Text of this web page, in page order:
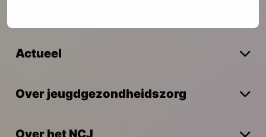
Actueel
Over jeugdgezondheidszorg
Over het NCJ